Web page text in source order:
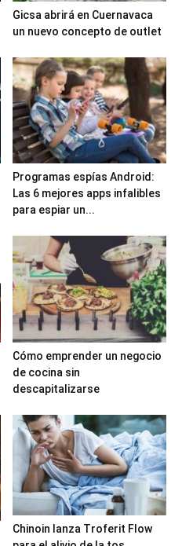
Gicsa abrirá en Cuernavaca
un nuevo concepto de outlet
Programas espías Android:
Las 6 mejores apps infalibles
para espiar un...
Cómo emprender un negocio
de cocina sin
descapitalizarse
Chinoin lanza Troferit Flow